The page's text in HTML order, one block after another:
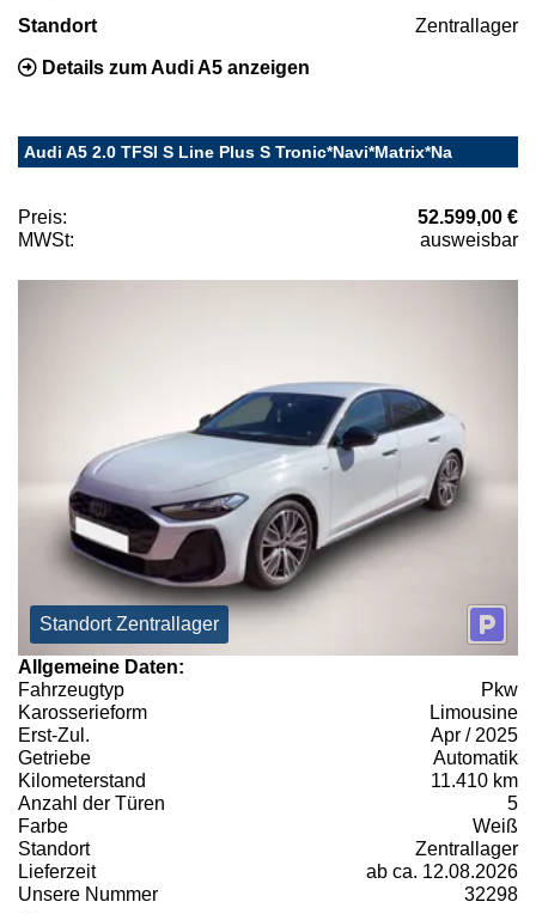
Standort Zentrallager
Details zum Audi A5 anzeigen
Audi A5 2.0 TFSI S Line Plus S Tronic*Navi*Matrix*Na
Preis:
52.599,00 €
MWSt:
ausweisbar
Standort Zentrallager
Allgemeine Daten:
Fahrzeugtyp
Pkw
Karosserieform
Limousine
Erst-Zul.
Apr / 2025
Getriebe
Automatik
Kilometerstand
11.410 km
Anzahl der Türen
5
Farbe
Weiß
Standort
Zentrallager
Lieferzeit
ab ca. 12.08.2026
Unsere Nummer
32298